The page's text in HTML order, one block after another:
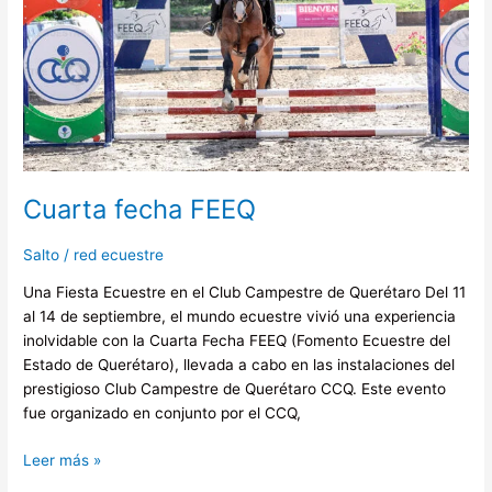
Cuarta fecha FEEQ
Salto / red ecuestre
Una Fiesta Ecuestre en el Club Campestre de Querétaro Del 11
al 14 de septiembre, el mundo ecuestre vivió una experiencia
inolvidable con la Cuarta Fecha FEEQ (Fomento Ecuestre del
Estado de Querétaro), llevada a cabo en las instalaciones del
prestigioso Club Campestre de Querétaro CCQ. Este evento
fue organizado en conjunto por el CCQ,
Leer más »